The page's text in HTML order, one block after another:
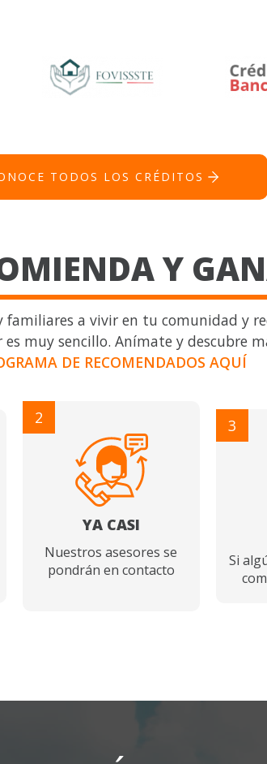
TODOS LOS CRÉDITOS
Y
a vivir en tu comunidad y
es muy sencillo. Anímate y descubre
DE RECOMENDADOS AQUÍ
2
YA CASI
Nuestros asesores se
pondrán en contacto
3
Si